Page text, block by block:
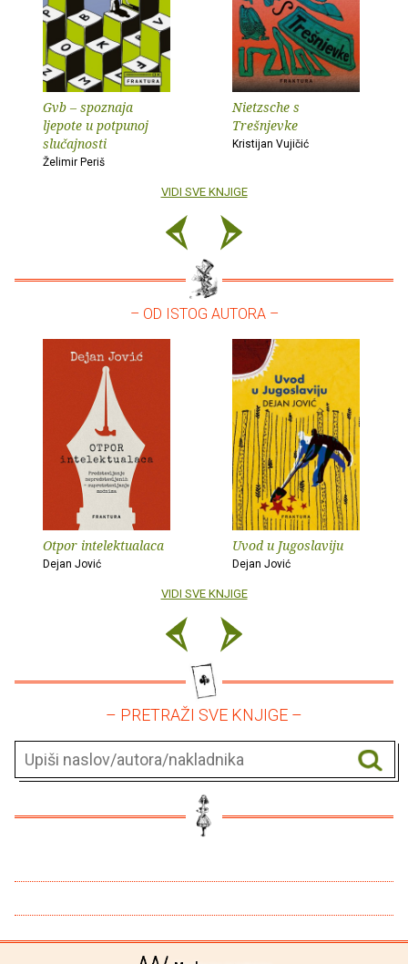
Gvb – spoznaja
ljepote u potpunoj
slučajnosti
Želimir Periš
Nietzsche s
Trešnjevke
Kristijan Vujičić
VIDI SVE KNJIGE
– OD ISTOG AUTORA –
Otpor intelektualaca
Dejan Jović
Uvod u Jugoslaviju
Dejan Jović
VIDI SVE KNJIGE
– PRETRAŽI SVE KNJIGE –